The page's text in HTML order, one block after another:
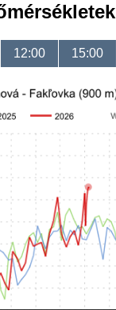
12:00 15:00